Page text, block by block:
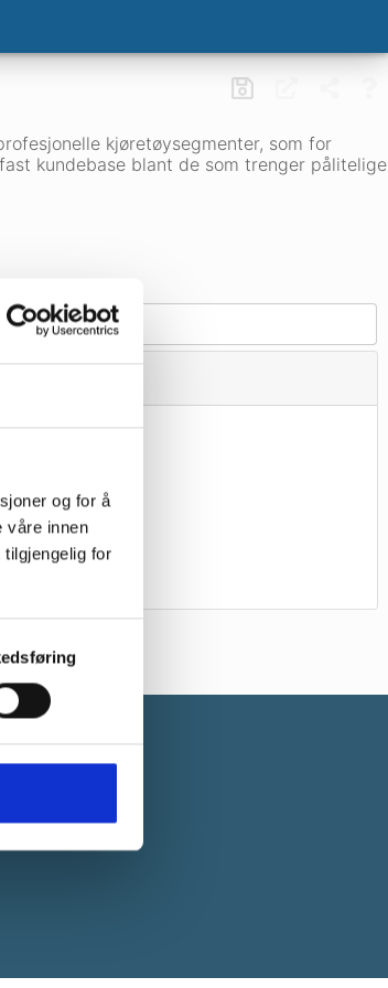
og for å
våre innen
for
kjøretøysegmenter, som for
kundebase blant de som trenger pålitelige